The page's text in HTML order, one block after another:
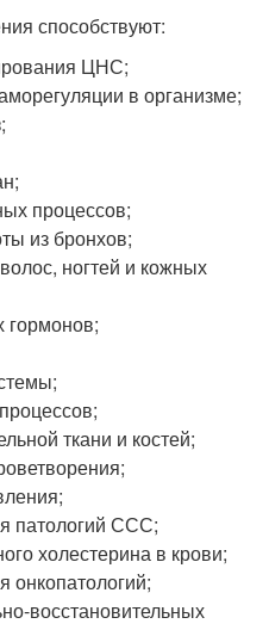
способствуют:
ЦНС;
в организме;
процессов;
из бронхов;
ногтей и кожных
гормонов;
ткани и костей;
патологий ССС;
холестерина в крови;
онкопатологий;
восстановительных